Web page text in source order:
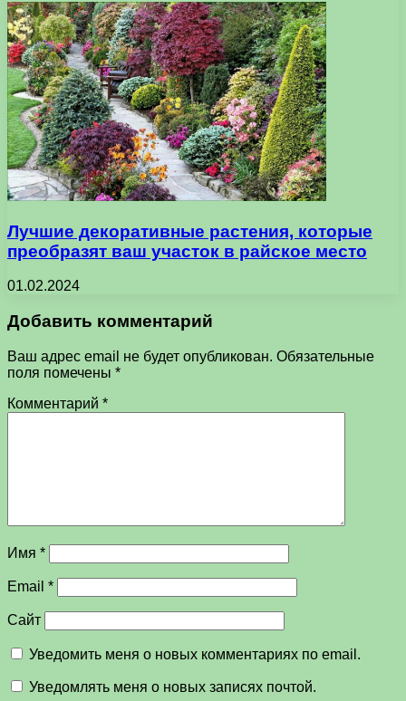
Лучшие декоративные растения, которые
преобразят ваш участок в райское место
01.02.2024
Добавить комментарий
Ваш адрес email не будет опубликован. Обязательные
поля помечены *
Комментарий *
Имя *
Email *
Сайт
Уведомить меня о новых комментариях по email.
Уведомлять меня о новых записях почтой.